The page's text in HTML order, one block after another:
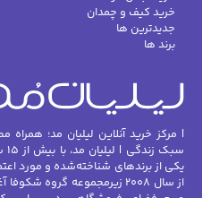
خرید کیف و چمدان
جدیدترین ها
برند ها
| مرکز خرید آنلاین لیلیان مد؛
یکی از برندهای شناخته‌شده و مورد